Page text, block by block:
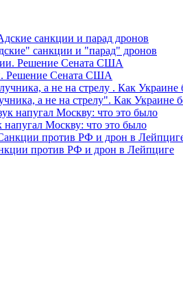
санкции и "парад" дронов
Решение Сената США
а не на стрелу". Как Украине
напугал Москву: что это было
против РФ и дрон в Лейпциге